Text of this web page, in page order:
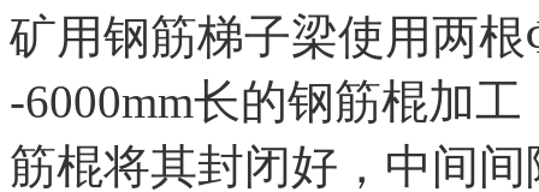
矿用钢筋梯子梁使用两
-6000mm长的钢筋棍加
筋棍将其封闭好，中间间